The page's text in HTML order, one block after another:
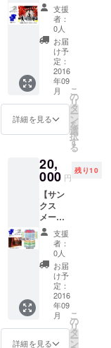
りご案
内させ
ていた
だきま
す。
特典付
き。
【座席
指定（1
席）】1
階席Ａ
～Ｉ列
（９
列）の
ご優待
者観覧
に1席確
しま
す。
【記念
Ｔシャ
ツ（1
着）】
支援者
様のご
氏名
（又は
ニック
ネー
ム）を
記載い
たしま
す。※サ
イズはS
ニック
ネー
ム）が
記載さ
れたご
支援い
ただい
た皆様
のメン
バー
カード
Music
Clubが
開催す
るイベ
ント参
加優待
特典付
き。
【記念
Ｔシャ
ツ（1
着）】
支援者
様のご
氏名
（又は
ニック
ル】
KANIK
APILA
Music
Clubか
らお礼
のメー
ルをお
送りし
ます。
【サ
ポー
ターズ
（1
枚）】
会員番
号とご
氏名
（又は
ニック
ネー
ム）が
記載さ
れたご
支援い
ただい
た皆様
のメン
バー
カード
支援
者：
0人
お届
け予
定：
2016
年09
月
詳細を見る
こ
の
リ
タ
ー
ン
を
選
択
す
る
20,
000 円
残り10
【サン
クス
メー
ル】
KANIK
APILA
Music
Clubか
らお礼
のメー
ルをお
送りし
ます。
【サ
支援
者：
0人
お届
け予
定：
2016
年09
月
詳細を見る
こ
の
リ
タ
ー
ン